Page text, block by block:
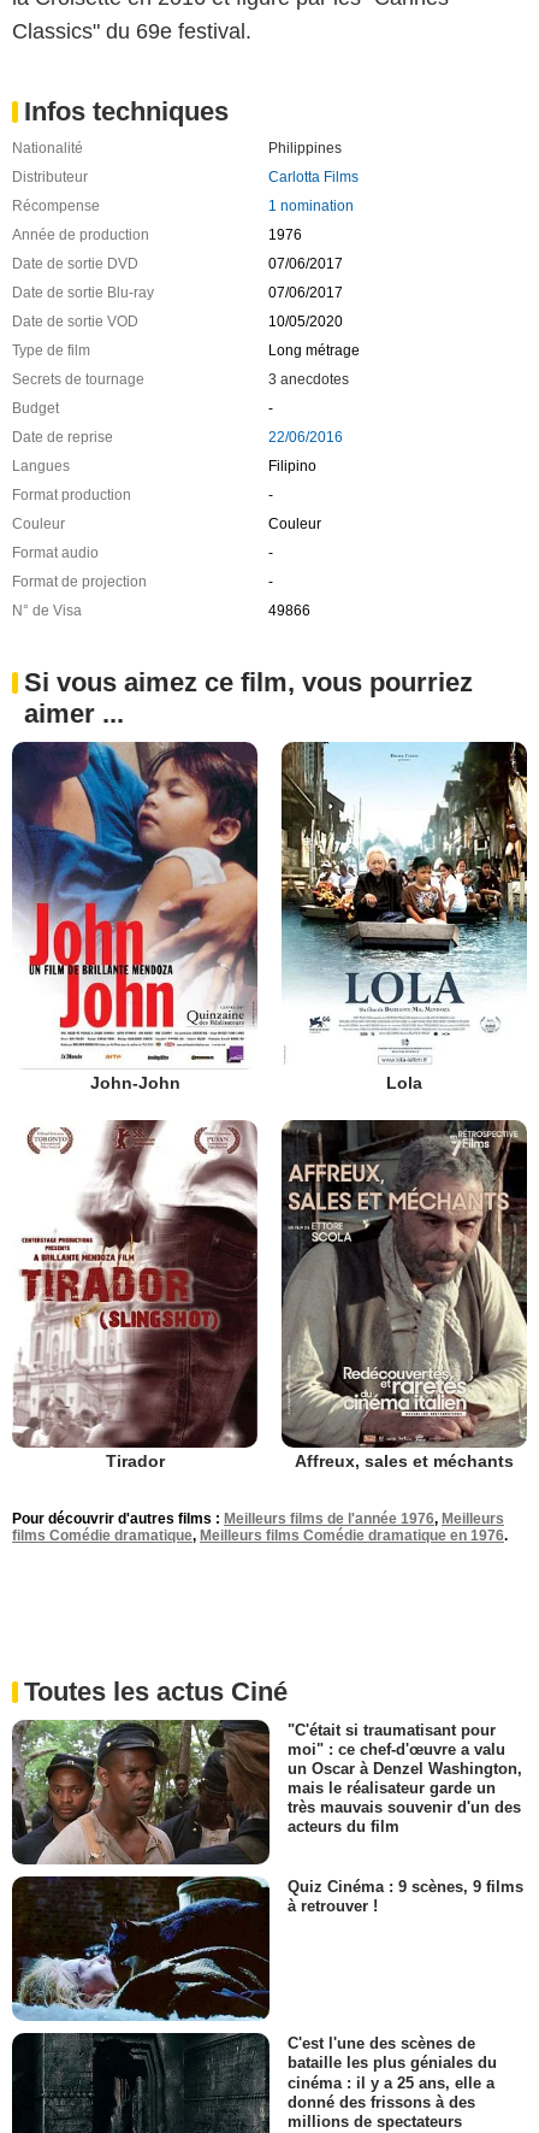
Classics" du 69e festival.
Infos techniques
Nationalité
Philippines
Distributeur
Carlotta Films
Récompense
1 nomination
Année de production
1976
Date de sortie DVD
07/06/2017
Date de sortie Blu-ray
07/06/2017
Date de sortie VOD
10/05/2020
Type de film
Long métrage
Secrets de tournage
3 anecdotes
Budget
-
Date de reprise
22/06/2016
Langues
Filipino
Format production
-
Couleur
Couleur
Format audio
-
Format de projection
-
N° de Visa
49866
Si vous aimez ce film, vous pourriez
aimer ...
John-John Lola
Tirador Affreux, sales et méchants
Pour découvrir d'autres films : Meilleurs films de l'année 1976, Meilleurs
films Comédie dramatique, Meilleurs films Comédie dramatique en 1976.
Toutes les actus Ciné
"C'était si traumatisant pour
moi" : ce chef-d'œuvre a valu
un Oscar à Denzel Washington,
mais le réalisateur garde un
très mauvais souvenir d'un des
acteurs du film
Quiz Cinéma : 9 scènes, 9 films
à retrouver !
C'est l'une des scènes de
bataille les plus géniales du
cinéma : il y a 25 ans, elle a
donné des frissons à des
millions de spectateurs